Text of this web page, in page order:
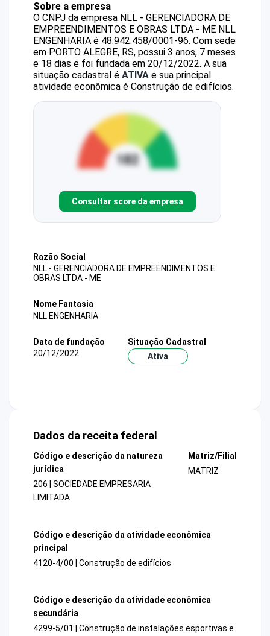
Sobre a empresa
O CNPJ da empresa NLL - GERENCIADORA DE
EMPREENDIMENTOS E OBRAS LTDA - ME NLL
ENGENHARIA é 48.942.458/0001-96. Com sede
em PORTO ALEGRE, RS, possui 3 anos, 7 meses
e 18 dias e foi fundada em 20/12/2022. A sua
situação cadastral é ATIVA e sua principal
atividade econômica é Construção de edifícios.
Consultar score da empresa
Razão Social
NLL - GERENCIADORA DE EMPREENDIMENTOS E
OBRAS LTDA - ME
Nome Fantasia
NLL ENGENHARIA
Data de fundação
20/12/2022
Situação Cadastral
Ativa
Dados da receita federal
Código e descrição da natureza
jurídica
206 | SOCIEDADE EMPRESARIA
LIMITADA
Matriz/Filial
MATRIZ
Código e descrição da atividade econômica
principal
4120-4/00 | Construção de edifícios
Código e descrição da atividade econômica
secundária
4299-5/01 | Construção de instalações esportivas e